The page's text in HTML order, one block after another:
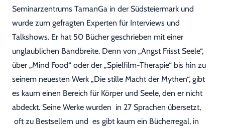
Seminarzentrums TamanGa in der Südsteiermark und
wurde zum gefragten Experten für Interviews und
Talkshows. Er hat 50 Bücher geschrieben mit einer
unglaublichen Bandbreite. Denn von „Angst Frisst Seele“,
über „Mind Food“ oder der „Spielfilm-Therapie“ bis hin zu
seinem neuesten Werk „Die stille Macht der Mythen“, gibt
es kaum einen Bereich für Körper und Seele, den er nicht
abdeckt. Seine Werke wurden in 27 Sprachen übersetzt,
oft zu Bestsellern und es gibt kaum ein Bücherregal, in